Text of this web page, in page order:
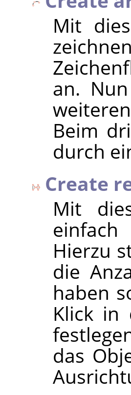
Mit
an.
Beim
durch
Create
Mit
Hierzu
die
haben
Klick in
das